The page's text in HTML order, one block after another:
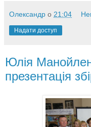
Олександр о 21:04
Надати доступ
Юлія
презентація